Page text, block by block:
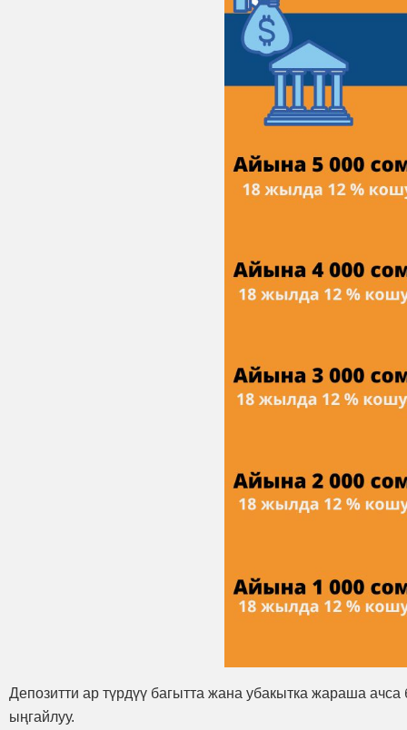
Депозитти ар түрдүү багытта жана убакытка жараша
ыңгайлуу.